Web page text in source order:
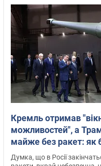
Кремль отримав
можливостей", а
майже без ракет: як
Інтерв’ю з
Думка, що в Росії